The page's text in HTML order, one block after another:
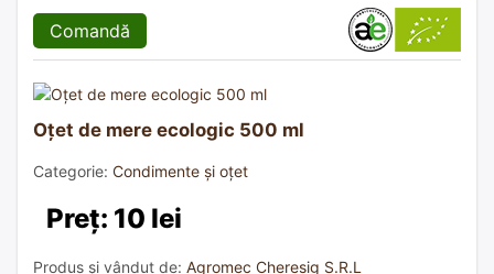
Comandă
Oțet de mere ecologic 500 ml
Categorie: Condimente și oțet
Preț: 10 lei
Produs și vândut de: Agromec Cheresig S.R.L